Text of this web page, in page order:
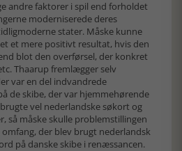
andre faktorer i spil end forholdet
moderniserede deres
stater. Måske kunne
et mere positivt resultat, hvis den
blot den overførsel, der konkret
Thaarup fremlægger selv
var en del indvandrede
de skibe, der var hjemmehørende
vel nederlandske søkort og
så måske skulle problemstillingen
der blev brugt nederlandsk
på danske skibe i renæssancen.